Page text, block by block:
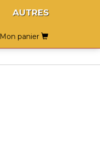
AUTRES
Mon panier